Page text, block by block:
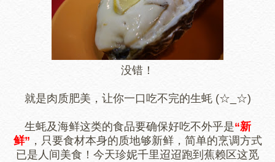
没错！
就是肉质肥美，让你一口吃不完的生蚝 (☆_☆)
生蚝及海鲜这类的食品要确保好吃不外乎是“新
鲜” ，只要食材本身的质地够新鲜，简单的烹调方式
已是人间美食！今天珍妮千里迢迢跑到蕉赖区这觅